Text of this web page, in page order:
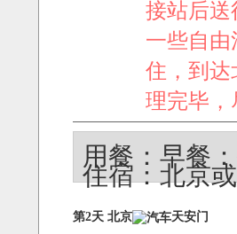
接站后
一些自
住，到
理完毕
用餐：早餐
住宿：北京
第2天 北京 天安门